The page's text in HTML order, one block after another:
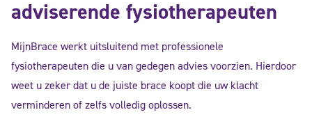
adviserende fysiotherapeuten
MijnBrace werkt uitsluitend met professionele
fysiotherapeuten die u van gedegen advies voorzien. Hierdoor
weet u zeker dat u de juiste brace koopt die uw klacht
verminderen of zelfs volledig oplossen.